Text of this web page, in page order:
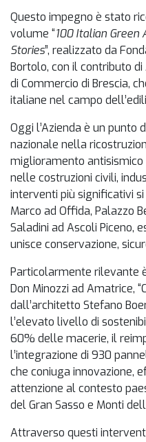
Questo impegno è stato
volume “100 Italian
Stories”, realizzato da
Bortolo, con il contributo di
di Commercio di Brescia,
italiane nel campo
Oggi l’Azienda è un
nazionale nella
miglioramento
nelle costruzioni civili,
interventi più significativi
Marco ad Offida, Palazzo
Saladini ad Ascoli Piceno,
unisce conservazione,
Particolarmente rilevante
Don Minozzi ad Amatrice,
dall’architetto Stefano
l’elevato livello di
60% delle macerie, il
l’integrazione di 930
che coniuga innovazione,
attenzione al contesto
del Gran Sasso e Monti
Attraverso questi